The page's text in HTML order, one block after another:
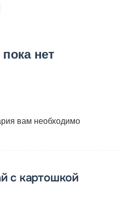
нет
вам необходимо
с картошкой